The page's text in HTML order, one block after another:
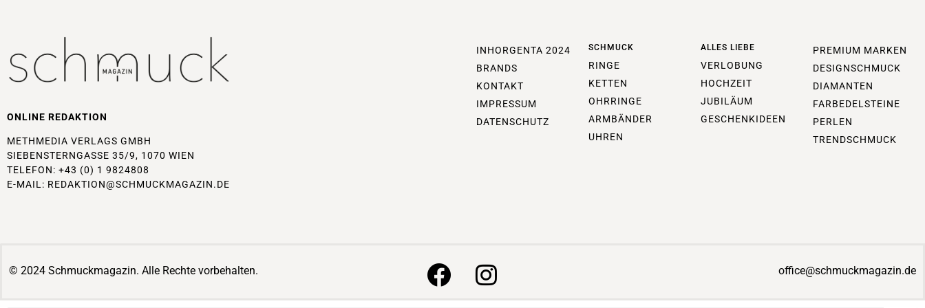
ONLINE REDAKTION
METHMEDIA VERLAGS GMBH
SIEBENSTERNGASSE 35/9, 1070 WIEN
TELEFON: +43 (0) 1 9824808
E-MAIL: REDAKTION@SCHMUCKMAGAZIN.DE
INHORGENTA 2024
BRANDS
KONTAKT
IMPRESSUM
DATENSCHUTZ
SCHMUCK
RINGE
KETTEN
OHRRINGE
ARMBÄNDER
UHREN
ALLES LIEBE
VERLOBUNG
HOCHZEIT
JUBILÄUM
GESCHENKIDEEN
PREMIUM MARKEN
DESIGNSCHMUCK
DIAMANTEN
FARBEDELSTEINE
PERLEN
TRENDSCHMUCK
© 2024 Schmuckmagazin. Alle Rechte vorbehalten. office@schmuckmagazin.de